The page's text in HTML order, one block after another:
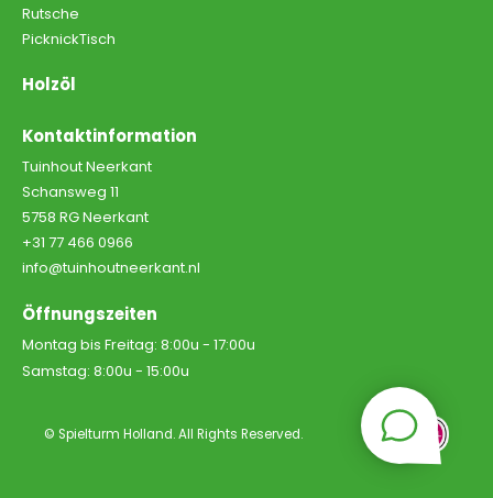
Rutsche
PicknickTisch
Holzöl
Kontaktinformation
Tuinhout Neerkant
Schansweg 11
5758 RG Neerkant
+31 77 466 0966
info@tuinhoutneerkant.nl
Öffnungszeiten
Montag bis Freitag: 8:00u - 17:00u
Samstag: 8:00u - 15:00u
© Spielturm Holland. All Rights Reserved.